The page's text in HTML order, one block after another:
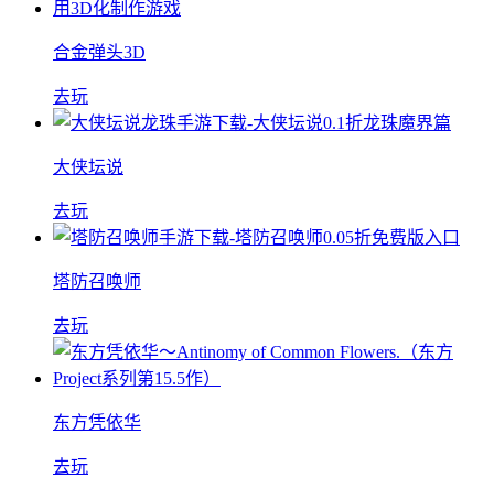
合金弹头3D
去玩
大侠坛说
去玩
塔防召唤师
去玩
东方凭依华
去玩